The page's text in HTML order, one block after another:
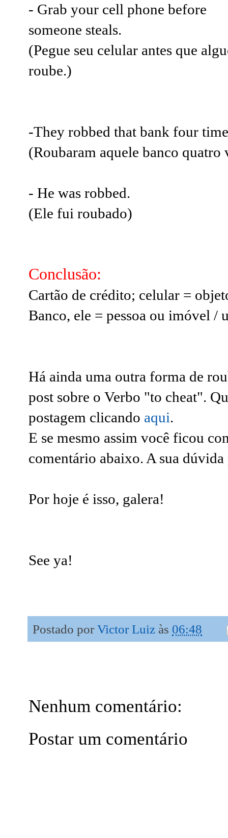
- Grab your cell phone before
someone steals.
(Pegue seu celular antes que
roube.)
-They robbed that bank four
(Roubaram aquele banco quatro
- He was robbed.
(Ele fui roubado)
Conclusão:
Cartão de crédito; celular =
Banco, ele = pessoa ou imóvel /
Há ainda uma outra forma de
post sobre o Verbo "to cheat".
postagem clicando aqui.
E se mesmo assim você ficou
comentário abaixo. A sua
Por hoje é isso, galera!
See ya!
Postado por Victor Luiz às 06:48
Nenhum comentário:
Postar um comentário